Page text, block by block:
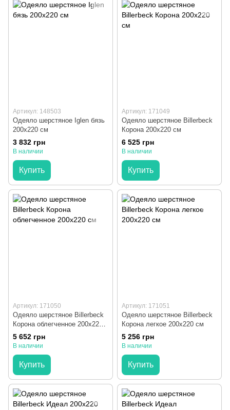
Артикул: 148503
Одеяло шерстяное Iglen бязь
200x220 см
3 832 грн
В наличии
Купить
Артикул: 171049
Одеяло шерстяное Billerbeck
Корона 200x220 см
6 525 грн
В наличии
Купить
Артикул: 171050
Одеяло шерстяное Billerbeck
Корона облегченное 200x220
см
5 652 грн
В наличии
Купить
Артикул: 171051
Одеяло шерстяное Billerbeck
Корона легкое 200x220 см
5 256 грн
В наличии
Купить